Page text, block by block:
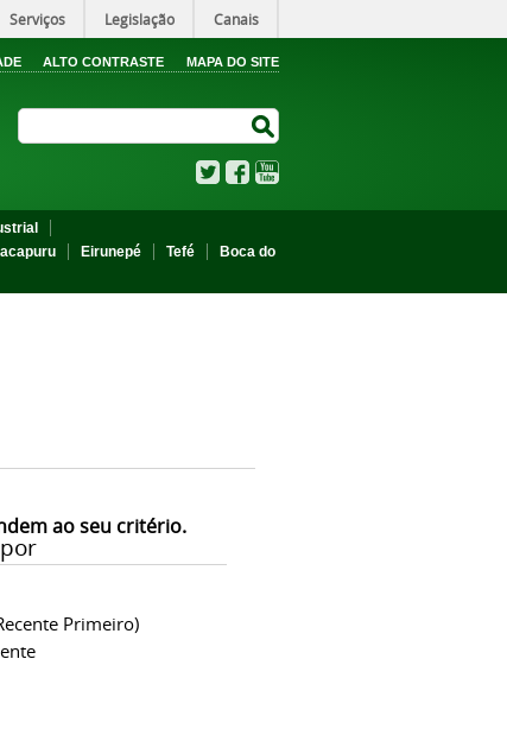
Serviços Legislação Canais
ALTO CONTRASTE MAPA DO SITE
TwitterFacebook
Eirunepé Tefé
Boca do
ao seu critério.
Primeiro)